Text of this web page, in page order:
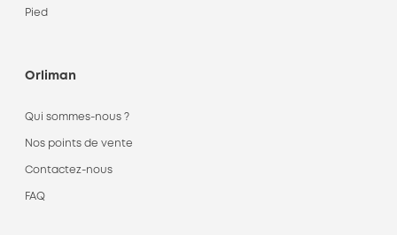
Pied
Orliman
Qui sommes-nous ?
Nos points de vente
Contactez-nous
FAQ